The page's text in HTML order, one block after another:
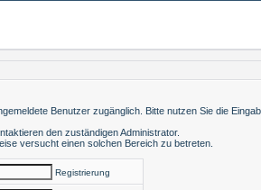
Benutzer zugänglich. Bitte nutzen Sie die
den zuständigen Administrator.
versucht einen solchen Bereich zu betreten.
Registrierung